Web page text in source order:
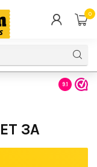
0
9.1
3A